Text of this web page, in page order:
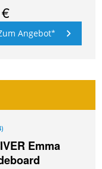
Angebot
)
Emma